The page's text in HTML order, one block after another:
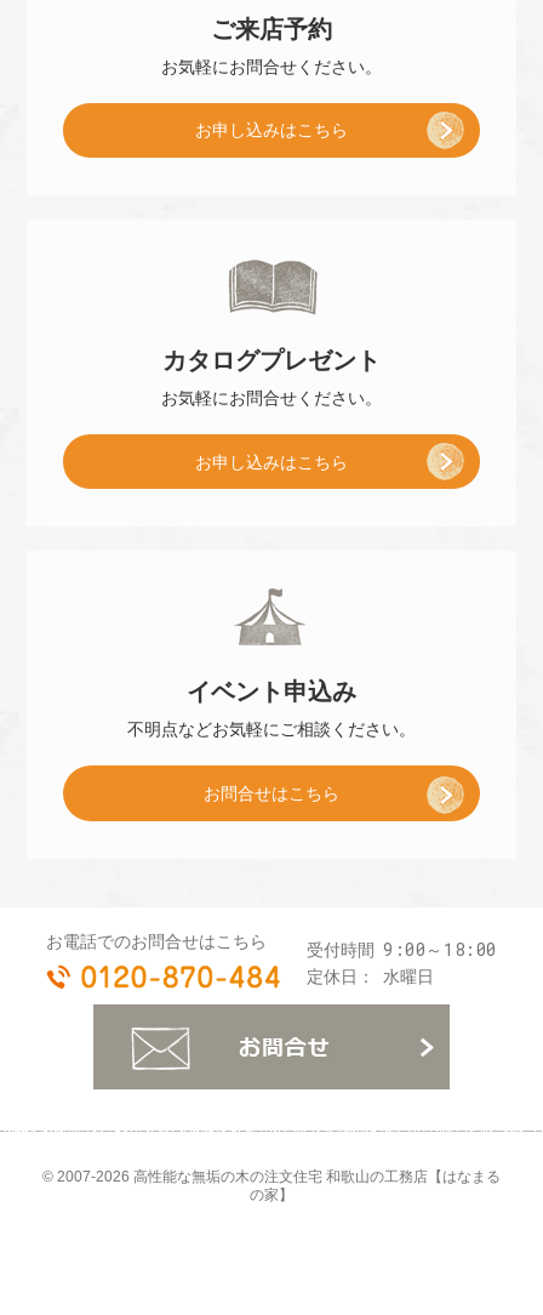
ご来店予約
お気軽にお問合せください。
予
お申し込みはこちら
カタログプレゼント
お気軽にお問合せください。
プ
ゼ
お申し込みはこちら
イベント 申込み
不明点などお気軽にご相談ください。
お問合せはこちら
お電話でのお問合せはこちら
0120-870-484
受付時間 9:00～18:00
定休日： 水曜日
© 2007-2026 高性能な無垢の木の注文住宅 和歌山の工務店【はなまる
の家】